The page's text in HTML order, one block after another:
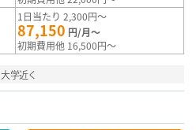
1日当たり 2,300円～
87,150 円/月～
初期費用他 16,500円～
大学近く